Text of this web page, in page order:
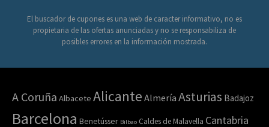
El buscador de cupones es una web de caracter informativo, no es
propietaria de las ofertas anunciadas y no se responsabiliza de
posibles errores en la información mostrada.
A Coruña Albacete Alicante Almería Asturias Badajoz
Barcelona Benetússer Bilbao Caldes de Malavella Cantabria